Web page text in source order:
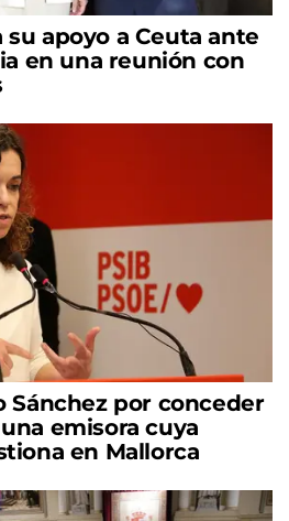
apoyo a Ceuta ante
en una reunión con
Sánchez por conceder
emisora cuya
en Mallorca